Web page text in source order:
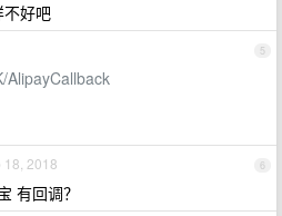
好吧
5
AlipayCallback
6
18, 2018
有回调？